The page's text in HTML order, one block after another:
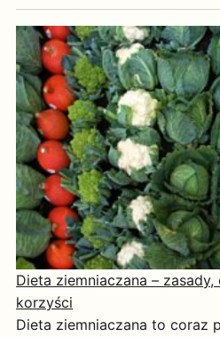
Dieta ziemniaczana –
korzyści
Dieta ziemniaczana to coraz